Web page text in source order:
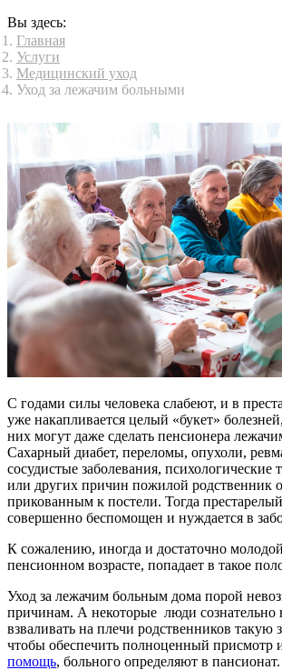
Вы здесь:
Главная
Услуги
Медицинский уход
Уход за лежачим больными
С годами силы человека слабеют, и в
уже накапливается целый «букет»
них могут даже сделать пенсионера
Сахарный диабет, переломы, опухоли,
сосудистые заболевания, психологические
или других причин пожилой родственник
прикованным к постели. Тогда
совершенно беспомощен и нуждается в
К сожалению, иногда и достаточно
пенсионном возрасте, попадает в такое
Уход за лежачим больным дома порой
причинам. А некоторые люди сознательно
взваливать на плечи родственников такую
чтобы обеспечить полноценный присмотр
помощь, больного определяют в пансионат.